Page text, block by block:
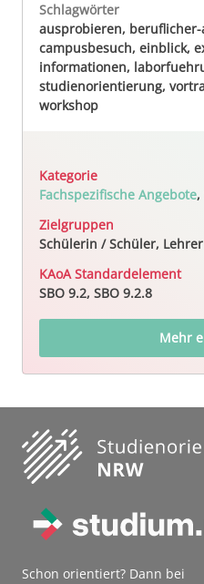
Schlagwörter
ausprobieren,
campusbesuch, einblick,
informationen,
studienorientierung,
workshop
Kategorie
Fachspezifische Angebote,
Zielgruppen
Schülerin / Schüler,
KAoA Standardelement
SBO 9.2, SBO 9.2.8
Mehr
Schon orientiert? Dann bei